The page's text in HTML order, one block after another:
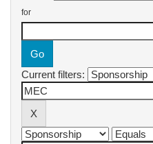
for
Current filters: